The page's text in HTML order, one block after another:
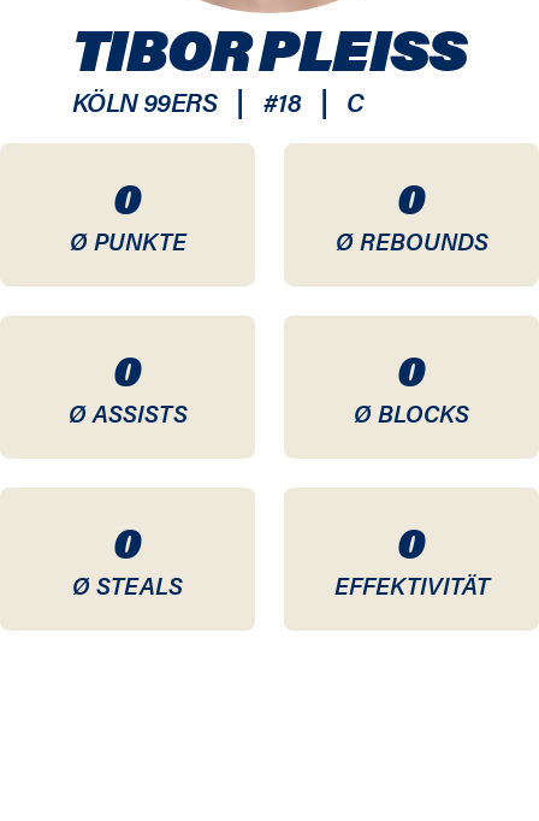
0
Ø PUNKTE
0
Ø REBOUNDS
0
Ø ASSISTS
0
Ø BLOCKS
0
Ø STEALS
0
EFFEKTIVITÄT
TIBOR PLEISS
KÖLN 99ERS | #18 | C